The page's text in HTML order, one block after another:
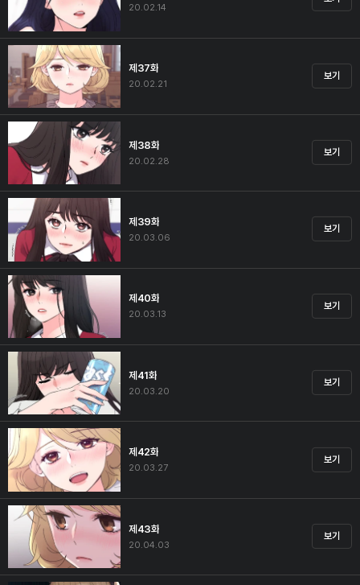
20.02.14
제37화
20.02.21
보기
제38화
20.02.28
보기
제39화
20.03.06
보기
제40화
20.03.13
보기
제41화
20.03.20
보기
제42화
20.03.27
보기
제43화
20.04.03
보기